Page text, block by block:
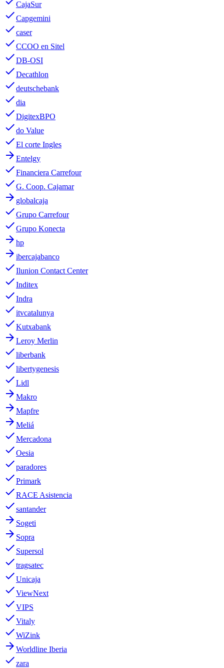
CajaSur
doneCapgemini
donecaser
doneCCOO en Sitel
doneDB-OSI
doneDecathlon
donedeutschebank
donedia
doneDigitexBPO
donedo Value
doneEl corte Ingles
arrow_forward Entelgy
doneFinanciera Carrefour
doneG. Coop. Cajamar
arrow_forward globalcaja
doneGrupo Carrefour
doneGrupo Konecta
arrow_forward hp
arrow_forward ibercajabanco
doneIlunion Contact Center
doneInditex
doneIndra
doneitvcatalunya
doneKutxabank
arrow_forward Leroy Merlin
doneliberbank
donelibertygenesis
doneLidl
arrow_forward Makro
arrow_forward Mapfre
arrow_forward Meliá
doneMercadona
doneOesia
doneparadores
donePrimark
doneRACE Asistencia
donesantander
arrow_forward Sogeti
arrow_forward Sopra
done Supersol
donetragsatec
doneUnicaja
doneViewNext
doneVIPS
doneVitaly
doneWiZink
arrow_forward Worldline Iberia
donezara